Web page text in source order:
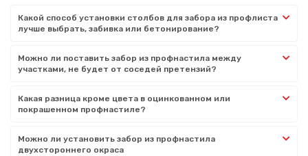
Какой способ установки столбов для забора из профлиста
лучше выбрать, забивка или бетонирование?
Можно ли поставить забор из профнастила между
участками, не будет от соседей претензий?
Какая разница кроме цвета в оцинкованном или
покрашенном профнастиле?
Можно ли установить забор из профнастила
двухстороннего окраса